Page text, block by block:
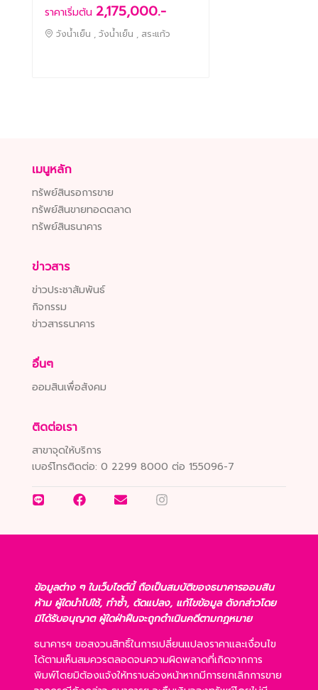
ราคาเริ่มต้น 2,175,000.-
วังน้ำเย็น , วังน้ำเย็น , สระแก้ว
เมนูหลัก
ทรัพย์สินรอการขาย
ทรัพย์สินขายทอดตลาด
ทรัพย์สินธนาคาร
ข่าวสาร
ข่าวประชาสัมพันธ์
กิจกรรม
ข่าวสารธนาคาร
อื่นๆ
ออมสินเพื่อสังคม
ติดต่อเรา
สาขาจุดให้บริการ
เบอร์โทรติดต่อ: 0 2299 8000 ต่อ 155096-7
ข้อมูลต่าง ๆ ในเว็บไซต์นี้ ถือเป็นสมบัติของธนาคารออมสิน
ห้าม ผู้ใดนำไปใช้, ทำซ้ำ, ดัดแปลง, แก้ไขข้อมูล ดังกล่าวโดย
มิได้รับอนุญาต ผู้ใดฝ่าฝืนจะถูกดำเนินคดีตามกฎหมาย
ธนาคารฯ ขอสงวนสิทธิ์ในการเปลี่ยนแปลงราคาและเงื่อนไข
ได้ตามเห็นสมควรตลอดจนความผิดพลาดที่เกิดจากการ
พิมพ์โดยมิต้องแจ้งให้ทราบล่วงหน้าหากมีการยกเลิกการขาย